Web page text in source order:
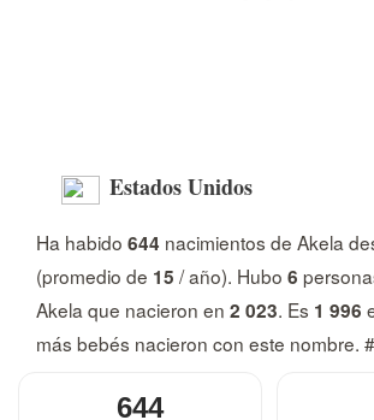
Estados Unidos
Ha habido 644 nacimientos de Akela
(promedio de 15 / año). Hubo 6
Akela que nacieron en 2 023. Es 1 996
más bebés nacieron con este nombre.
644